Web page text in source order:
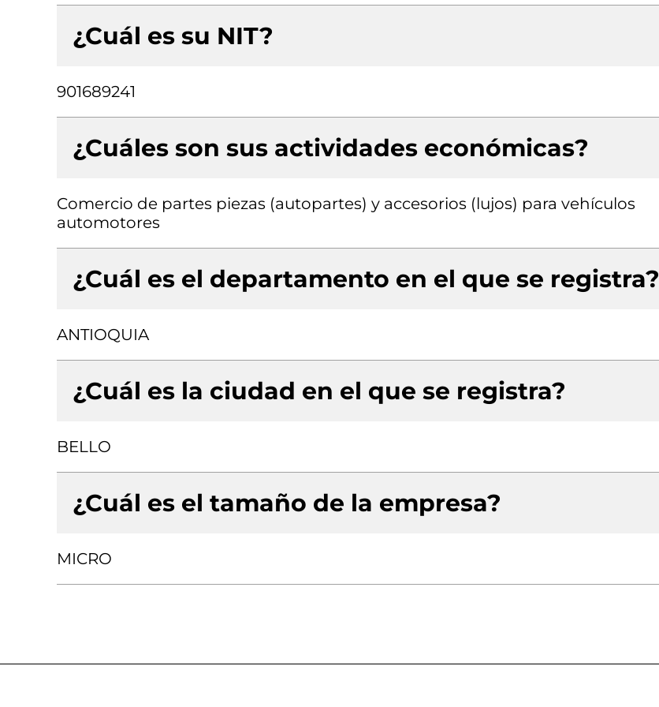
¿Cuál es su NIT?
901689241
¿Cuáles son sus actividades económicas?
Comercio de partes piezas (autopartes) y accesorios (lujos) para vehículos
automotores
¿Cuál es el departamento en el que se registra?
ANTIOQUIA
¿Cuál es la ciudad en el que se registra?
BELLO
¿Cuál es el tamaño de la empresa?
MICRO